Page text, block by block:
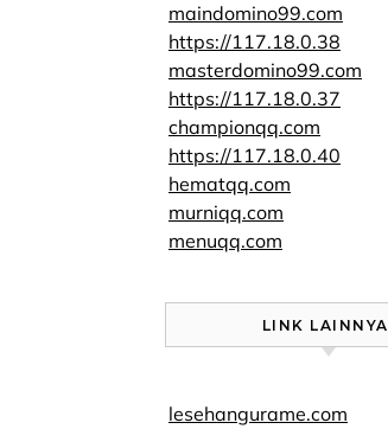
maindomino99.com
https://117.18.0.38
masterdomino99.com
https://117.18.0.37
championqq.com
https://117.18.0.40
hematqq.com
murniqq.com
menuqq.com
LINK LAINNYA
lesehangurame.com